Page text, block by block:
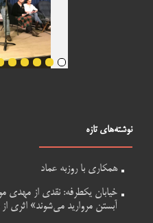
نوشته‌های تازه
همکاری با روزبه عماد
خیابان یکطرفه: نقدی از
آبستن مروارید می‌شوند» اثری